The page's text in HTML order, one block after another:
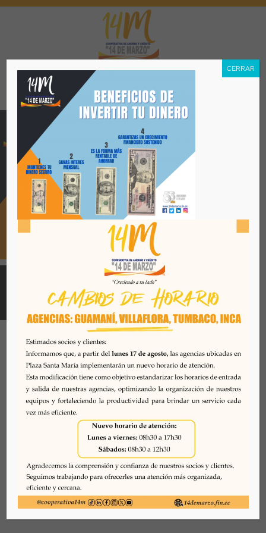
Menú
Todos los derechos reservados. Se prohibe el uso o
reproducción del mismo sin autorización. COAC 14 DE
MARZO, 2026. Quito - Ecuador
Desarrollado por
CERRAR